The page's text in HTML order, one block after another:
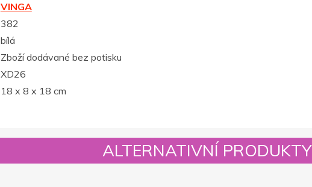
VINGA
382
bílá
Zboží dodávané bez potisku
XD26
18 x 8 x 18 cm
ALTERNATIVNÍ PRODUKTY